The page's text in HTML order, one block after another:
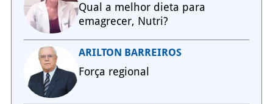
Qual a melhor dieta para
emagrecer, Nutri?
ARILTON BARREIROS
Força regional